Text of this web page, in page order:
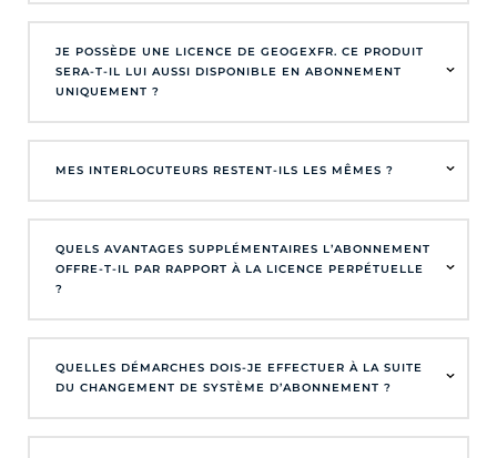
JE POSSÈDE UNE LICENCE DE GEOGEXFR. CE PRODUIT
SERA-T-IL LUI AUSSI DISPONIBLE EN ABONNEMENT
UNIQUEMENT ?
MES INTERLOCUTEURS RESTENT-ILS LES MÊMES ?
QUELS AVANTAGES SUPPLÉMENTAIRES L’ABONNEMENT
OFFRE-T-IL PAR RAPPORT À LA LICENCE PERPÉTUELLE
?
QUELLES DÉMARCHES DOIS-JE EFFECTUER À LA SUITE
DU CHANGEMENT DE SYSTÈME D’ABONNEMENT ?